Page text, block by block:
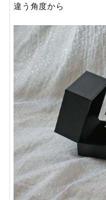
違う角度から